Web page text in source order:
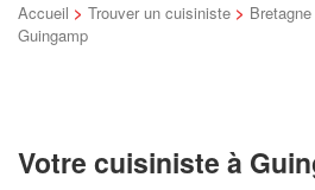
Accueil > Trouver un cuisiniste > Bretagne
Guingamp
Votre cuisiniste à